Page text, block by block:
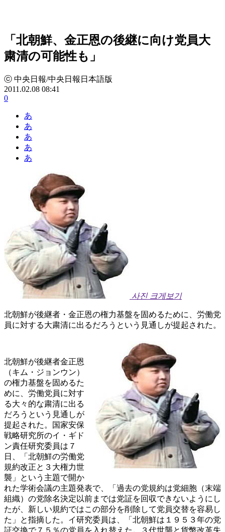
「北朝鮮、金正恩の後継に向け党員大
粛清の可能性も」
ⓒ 中央日報/中央日報日本語版
2011.02.08 08:41
0
あ
あ
あ
あ
あ
사진 크게보기
北朝鮮が後継者・金正恩の権力基盤を固めるために、労働党
員に対する大粛清に出るだろうという見通しが提起された。
北朝鮮が後継者金正恩
（キム・ジョンウン）
の権力基盤を固めるた
めに、労働党員に対す
る大々的な粛清に出る
だろうという見通しが
提起された。国家安保
戦略研究所のイ・ギド
ン責任研究委員は７
日、「北朝鮮の労働党
規約改正と３大権力世
襲」という主題で開か
れた学術会議の主題発表で、「過去の党規約は党細胞（末端
組織）の党除名決定以前までは党証を回収できないようにし
たが、新しい規約ではこの部分を削除して党員交替を容易し
た」と指摘した。イ研究委員は、「北朝鮮は１９５３年の党
証交換で７５％の党員を入れ替えた。３代世襲と貨幣改革失